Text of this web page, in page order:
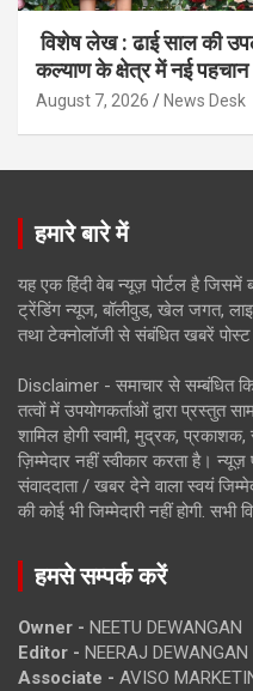
विशेष लेख : ढाई साल की
कल्याण के क्षेत्र में नई पहचान
August 7, 2026 News Desk
हमारे बारे में
यह एक हिंदी वेब न्यूज़ पोर्टल है
ट्रेंडिंग न्यूज, बॉलीवुड, खेल जगत,
तथा टेक्नोलॉजी से संबंधित खबरें पोस्ट
Disclaimer - समाचार से सम्बंधित
तत्वों में उपयोगकर्ताओं द्वारा प्रस्तुत
शामिल होगी स्वामी, मुद्रक,
ज़िम्मेदार नहीं स्वीकार करता है।
संवाददाता / खबर देने वाला स्वयं
की कोई भी जिम्मेदारी नहीं होगी. सभी
हमसे सम्पर्क करें
Owner - NEETU DEWANGAN
Editor - NEERAJ DEWANGAN
Associate - AVISO